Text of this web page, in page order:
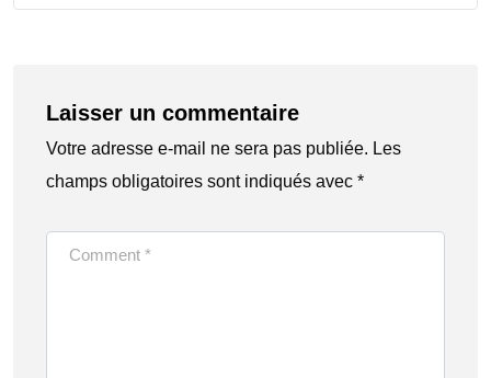
Laisser un commentaire
Votre adresse e-mail ne sera pas publiée. Les
champs obligatoires sont indiqués avec *